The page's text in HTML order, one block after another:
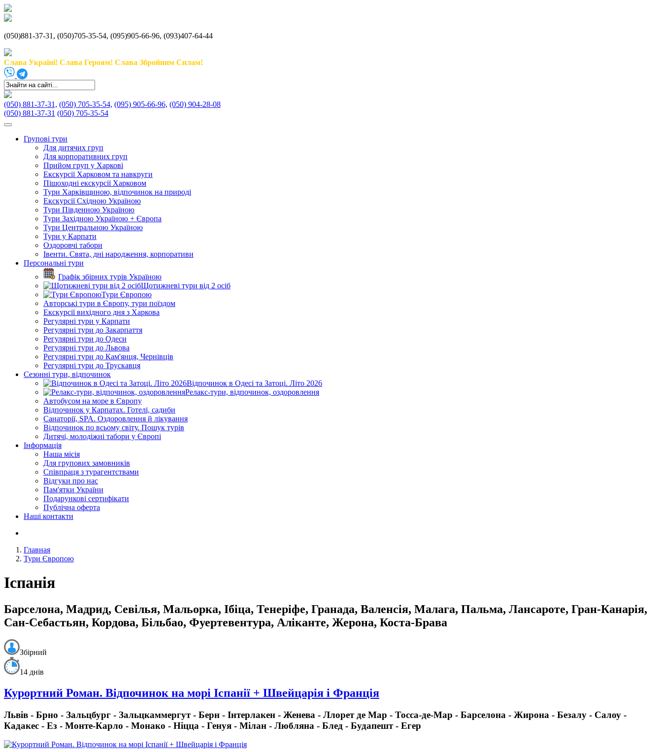
(050)881-37-31, (050)705-35-54, (095)905-66-96, (093)407-64-44
Слава Україні! Слава Героям! Слава Збройним Силам!
(050) 881-37-31, (050) 705-35-54, (095) 905-66-96, (050) 904-28-08
(050) 881-37-31 (050) 705-35-54
Групові тури
Для дитячих груп
Для корпоративних груп
Прийом груп у Харкові
Екскурсії Харковом та навкруги
Пішоходні екскурсії Харковом
Тури Харківщиною, відпочинок на природі
Екскурсії Східною Україною
Тури Південною Україною
Тури Західною Україною + Європа
Тури Центральною Україною
Тури у Карпати
Оздоровчі табори
Івенти. Свята, дні народження, корпоративи
Персональні тури
Графік збірних турів Україною
Щотижневі тури від 2 осіб
Тури Європою
Авторські тури в Європу, тури поїздом
Екскурсії вихідного дня з Харкова
Регулярні тури у Карпати
Регулярні тури до Закарпаття
Регулярні тури до Одеси
Регулярні тури до Львова
Регулярні тури до Кам'янця, Чернівців
Регулярні тури до Трускавця
Сезонні тури, відпочинок
Відпочинок в Одесі та Затоці. Літо 2026
Релакс-тури, відпочинок, оздоровлення
Автобусом на море в Європу
Відпочинок у Карпатах. Готелі, садиби
Санаторії, SPA. Оздоровлення й лікування
Відпочинок по всьому світу. Пошук турів
Дитячі, молодіжні табори у Європі
Інформація
Наша місія
Для групових замовників
Співпраця з турагентствами
Відгуки про нас
Пам'ятки України
Подарункові сертифікати
Публічна оферта
Наші контакти
Главная
Тури Європою
Іспанія
Барселона, Мадрид, Севілья, Мальорка, Ібіца, Тенеріфе, Гранада, Валенсія, Малага, Пальма, Лансароте, Гран-Канарія,
Сан-Себастьян, Кордова, Більбао, Фуертевентура, Аліканте, Жерона, Коста-Брава
Збірний
14 днів
Курортний Роман. Відпочинок на морі Іспанії + Швейцарія і Франція
Львів - Брно - Зальцбург - Зальцкаммергут - Берн - Інтерлакен - Женева - Ллорет де Мар - Тосса-де-Мар - Барселона - Жирона - Безалу - Салоу -
Кадакес - Ез - Монте-Карло - Монако - Ніцца - Генуя - Мілан - Любляна - Блед - Будапешт - Егер